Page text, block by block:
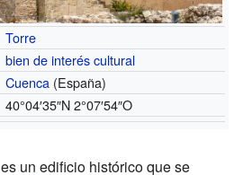
Torre
bien de interés cultural
Cuenca (España)
40°04′35″N2°07′54″O
es un edificio histórico que se